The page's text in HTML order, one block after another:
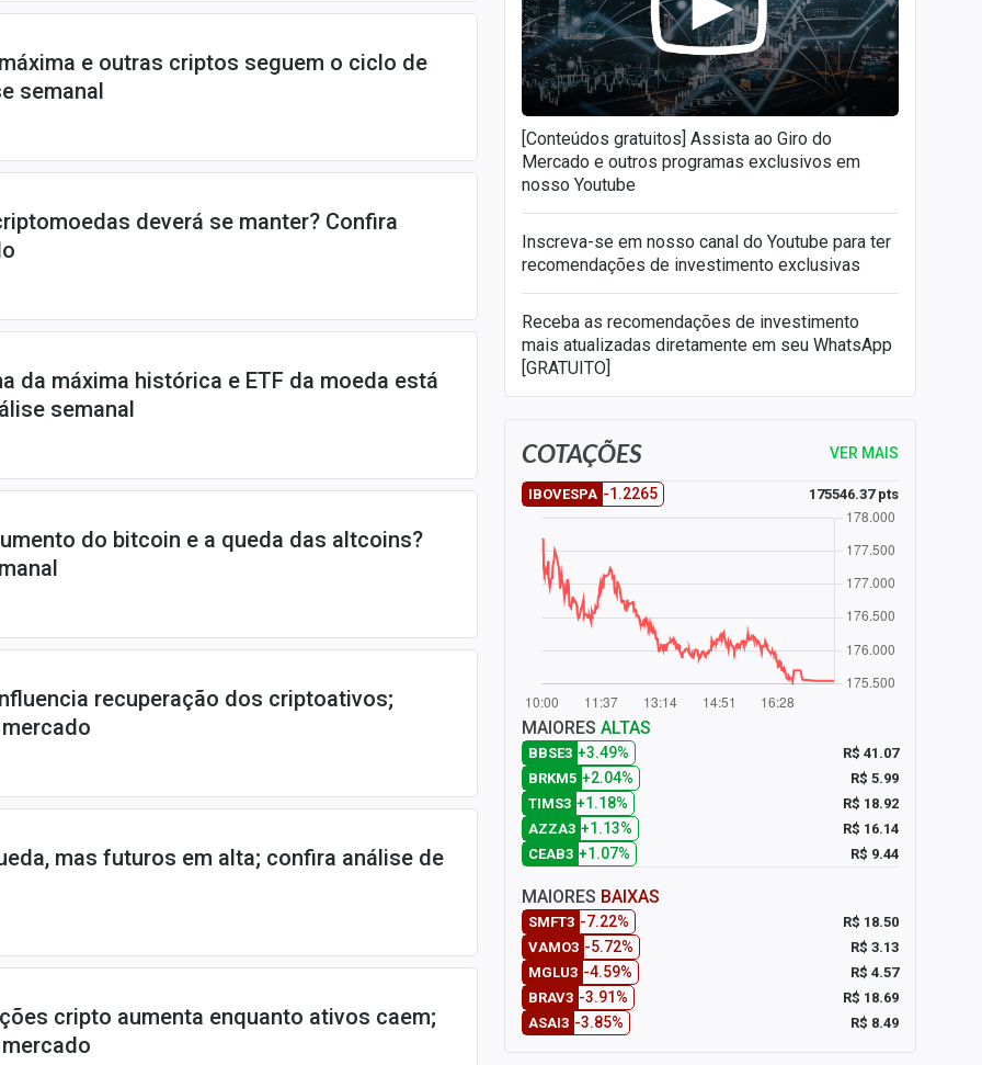
e outras criptos seguem o ciclo de
semanal
deverá se manter? Confira
da máxima histórica e ETF da moeda está
semanal
do bitcoin e a queda das altcoins?
recuperação dos criptoativos;
mas futuros em alta; confira análise de
cripto aumenta enquanto ativos caem;
[Conteúdos gratuitos] Assista ao Giro do
Mercado e outros programas exclusivos em
nosso Youtube
Inscreva-se em nosso canal do Youtube para ter
recomendações de investimento exclusivas
Receba as recomendações de investimento
mais atualizadas diretamente em seu WhatsApp
[GRATUITO]
COTAÇÕES VER MAIS
IBOVESPA -1.2265 175546.37 pts
MAIORES ALTAS
BBSE3 +3.49%
R$ 41.07
BRKM5 +2.04%
R$ 5.99
TIMS3 +1.18%
R$ 18.92
AZZA3 +1.13%
R$ 16.14
CEAB3 +1.07% R$ 9.44
MAIORES BAIXAS
SMFT3 -7.22%
R$ 18.50
VAMO3 -5.72%
R$ 3.13
MGLU3 -4.59%
R$ 4.57
BRAV3 -3.91%
R$ 18.69
ASAI3 -3.85% R$ 8.49
SELIC em 14%: A repercussão da decisão sobre os JUROS